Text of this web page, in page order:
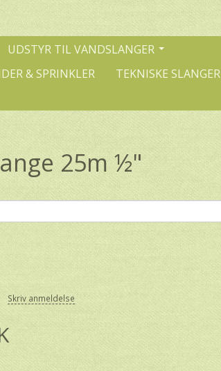
UDSTYR TIL VANDSLANGER
& SPRINKLER
TEKNISKE SLANGER
25m ½"
Skriv anmeldelse